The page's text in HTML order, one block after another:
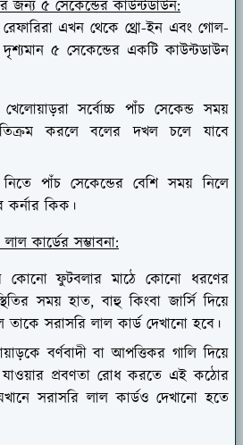
জন্য ৫ সেকেন্ডের কাউন্টডাউন:
এখন থেকে থ্রো-ইন এবং গোল-
৫ সেকেন্ডের একটি কাউন্টডাউন
সর্বোচ্চ পাঁচ সেকেন্ড সময়
করলে বলের দখল চলে যাবে
পাঁচ সেকেন্ডের বেশি সময় নিলে
কর্নার কিক।
কার্ডের সম্ভাবনা:
কোনো ফুটবলার মাঠে কোনো ধরণের
সময় হাত, বাহু কিংবা জার্সি দিয়ে
সরাসরি লাল কার্ড দেখানো হবে।
বর্ণবাদী বা আপত্তিকর গালি দিয়ে
প্রবণতা রোধ করতে এই কঠোর
সরাসরি লাল কার্ডও দেখানো হতে